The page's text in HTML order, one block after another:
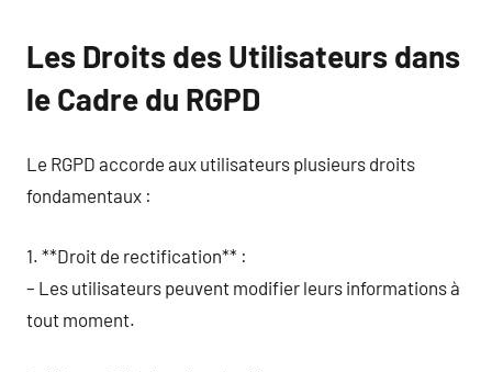
Les Droits des Utilisateurs dans
le Cadre du RGPD
Le RGPD accorde aux utilisateurs plusieurs droits
fondamentaux :
1. **Droit de rectification** :
– Les utilisateurs peuvent modifier leurs informations à
tout moment.